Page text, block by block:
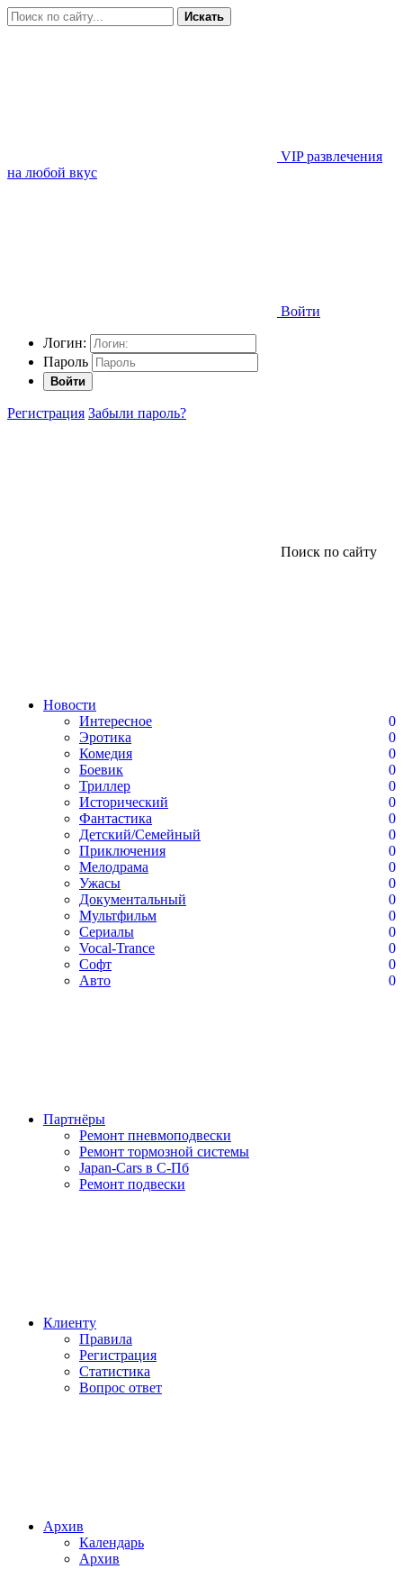
Искать
VIP развлечения
на любой вкус
Войти
Логин:
Пароль
Войти
Регистрация Забыли пароль?
Поиск по сайту
Новости
Интересное
0
Эротика
0
Комедия
0
Боевик
0
Триллер
0
Исторический
0
Фантастика
0
Детский/Семейный
0
Приключения
0
Мелодрама
0
Ужасы
0
Документальный
0
Мультфильм
0
Сериалы
0
Vocal-Trance
0
Софт
0
Авто
0
Партнёры
Ремонт пневмоподвески
Ремонт тормозной системы
Japan-Cars в С-Пб
Ремонт подвески
Клиенту
Правила
Регистрация
Статистика
Вопрос ответ
Архив
Календарь
Архив